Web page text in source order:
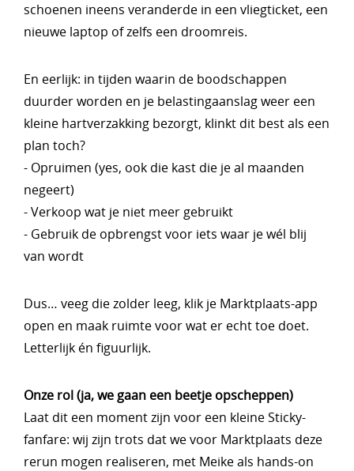
schoenen ineens veranderde in een vliegticket, een
nieuwe laptop of zelfs een droomreis.
En eerlijk: in tijden waarin de boodschappen
duurder worden en je belastingaanslag weer een
kleine hartverzakking bezorgt, klinkt dit best als een
plan toch?
- Opruimen (yes, ook die kast die je al maanden
negeert)
- Verkoop wat je niet meer gebruikt
- Gebruik de opbrengst voor iets waar je wél blij
van wordt
Dus… veeg die zolder leeg, klik je Marktplaats-app
open en maak ruimte voor wat er echt toe doet.
Letterlijk én figuurlijk.
Onze rol (ja, we gaan een beetje opscheppen)
Laat dit een moment zijn voor een kleine Sticky-
fanfare: wij zijn trots dat we voor Marktplaats deze
rerun mogen realiseren, met Meike als hands-on